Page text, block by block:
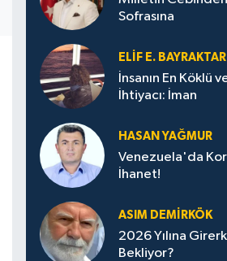
Sofrasına
ELIF E. BAYRAKTAR
İnsanın En Köklü
İhtiyacı: İman
HASAN YAĞMUR
Venezuela'da
İhanet!
ASIM DEMIRKÖK
2026 Yılına
Bekliyor?